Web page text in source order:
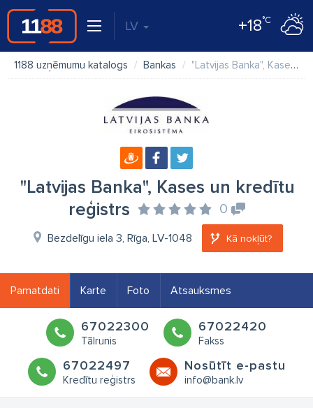
LV +18°C
1188 uzņēmumu katalogs Bankas "Latvijas Banka", Kases un kredītu reģistrs
"Latvijas Banka", Kases un kredītu
reģistrs
0
Bezdelīgu iela 3, Rīga, LV-1048 Kā nokļūt?
Pamatdati Karte Foto Atsauksmes
67022300
Tālrunis
67022420
Fakss
67022497
Kredītu reģistrs
Nosūtīt e-pastu
info@bank.lv